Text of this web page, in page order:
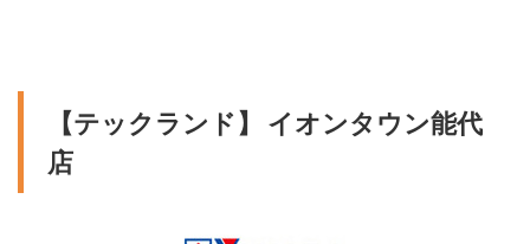
【テックランド】 イオンタウン能代
店